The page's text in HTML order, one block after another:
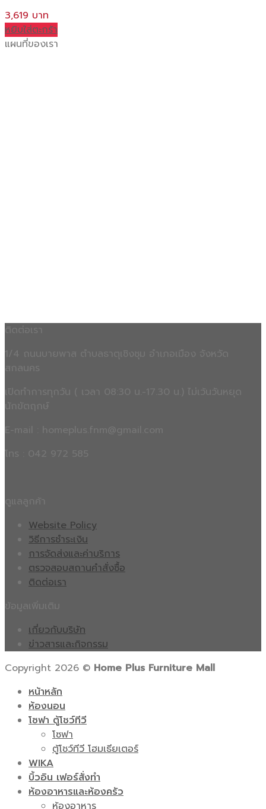
3,619
หยิบใส่ตะกร้า
แผนที่ของเรา
1/4 ถนนบายพาส ตำบลธาตุเชิงชุม อำเภอเมือง จังหวัด
เปิดทำการทุกวัน ( เวลา 08:30 น.-17.30 น.) ไม่เว้นวันหยุด
E-mail : homeplus.fnm@gmail.com
โทร : 042 972 585
Website Policy
วิธีการชำระเงิน
การจัดส่งและค่าบริการ
ตรวจสอบสถานคำสั่งซื้อ
ติดต่อเรา
เกี่ยวกับบริษัท
ข่าวสารและกิจกรรม
Copyright 2026 © Home Plus Furniture Mall
หน้าหลัก
ห้องนอน
โซฟา ตู้โชว์ทีวี
โซฟา
ตู้โชว์ทีวี โฮมเธียเตอร์
WIKA
บิ้วอิน เฟอร์สั่งทำ
ห้องอาหารและห้องครัว
ห้องอาหาร